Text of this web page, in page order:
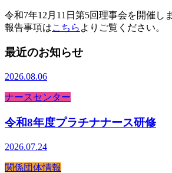
令和7年12月11日第5回理事会を開催し
報告事項はこちら よりご覧ください。
最近のお知らせ
2026.08.06
ナースセンター
令和8年度プラチナナース研修
2026.07.24
関係団体情報